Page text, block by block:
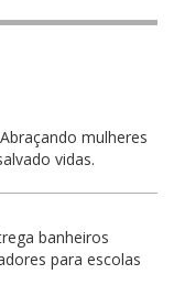
mulheres
vidas.
banheiros
para escolas